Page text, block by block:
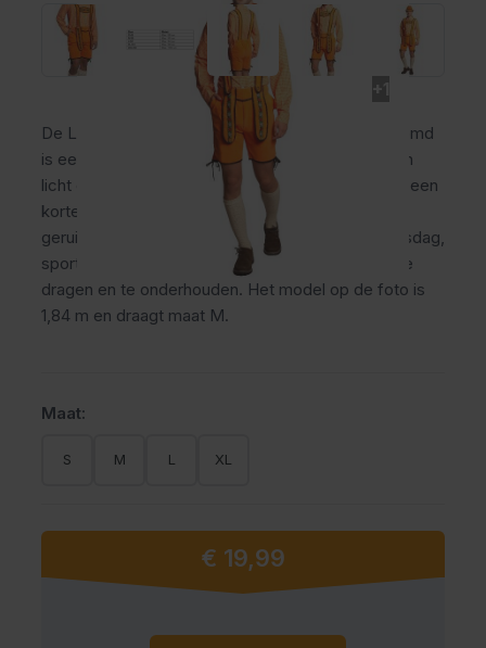
De Lederhose Oranje Kort met Oranje Trachtenhemd
is een complete oktoberfest outfit voor heren van
licht en comfortabel polyester. De set bestaat uit een
korte lederhose met vaste bretels en een oranje
geruit hemd. Ideaal voor het Oktoberfest, Koningsdag,
sportevenementen en themafeesten. Makkelijk te
dragen en te onderhouden. Het model op de foto is
1,84 m en draagt maat M.
Maat:
S M L XL
Vanaf:
€ 19,99